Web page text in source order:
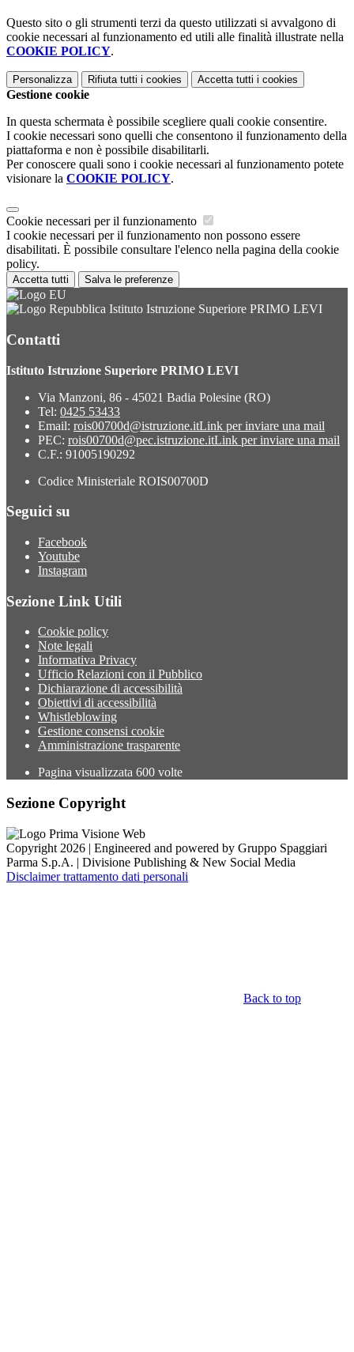
Questo sito o gli strumenti terzi da questo utilizzati si avvalgono di
cookie necessari al funzionamento ed utili alle finalità illustrate nella
COOKIE POLICY.
Personalizza Rifiuta tutti i cookies Accetta tutti i cookies
Gestione cookie
In questa schermata è possibile scegliere quali cookie consentire.
I cookie necessari sono quelli che consentono il funzionamento della
piattaforma e non è possibile disabilitarli.
Per conoscere quali sono i cookie necessari al funzionamento potete
visionare la COOKIE POLICY.
Cookie necessari per il funzionamento
I cookie necessari per il funzionamento non possono essere
disabilitati. È possibile consultare l'elenco nella pagina della cookie
policy.
Accetta tutti Salva le preferenze
Istituto Istruzione Superiore PRIMO LEVI
Contatti
Istituto Istruzione Superiore PRIMO LEVI
Via Manzoni, 86 - 45021 Badia Polesine (RO)
Tel: 0425 53433
Email: rois00700d@istruzione.itLink per inviare una mail
PEC: rois00700d@pec.istruzione.itLink per inviare una mail
C.F.: 91005190292
Codice Ministeriale ROIS00700D
Seguici su
Facebook
Youtube
Instagram
Sezione Link Utili
Cookie policy
Note legali
Informativa Privacy
Ufficio Relazioni con il Pubblico
Dichiarazione di accessibilità
Obiettivi di accessibilità
Whistleblowing
Gestione consensi cookie
Amministrazione trasparente
Pagina visualizzata 600 volte
Sezione Copyright
Copyright 2026 | Engineered and powered by Gruppo Spaggiari
Parma S.p.A. | Divisione Publishing & New Social Media
Disclaimer trattamento dati personali
Back to top